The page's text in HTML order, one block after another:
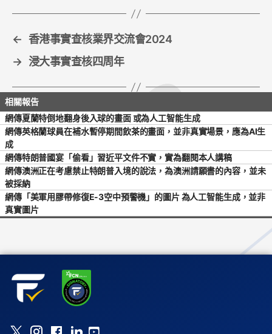
← 香港事實查核業界交流會2024
→ 浸大事實查核四周年
網傳夏蘭特倒地翻身後入球的畫面 或為人工智能生成
網傳英格蘭球員在補水暫停期間飲茶的畫面，並非真實場景，應為AI生
成
網傳特朗普國宴「偷看」習近平文件不實，實為翻閱本人講稿
網傳澳洲正在考慮禁止特朗普入境的說法，為澳洲請願書的內容，並未
被採納
網傳「美軍用膠帶修復E-3空中預警機」的圖片 為人工智能生成，並非
真實圖片